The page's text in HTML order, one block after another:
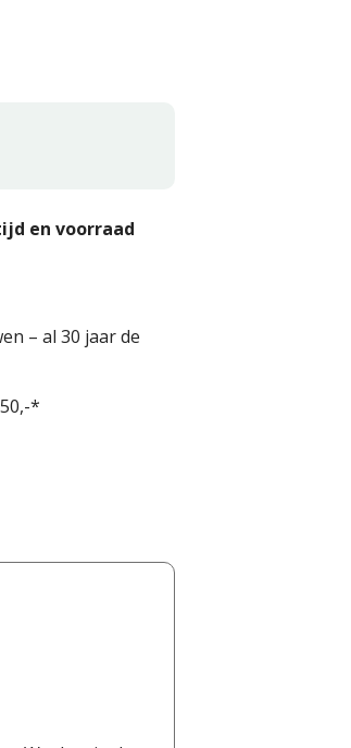
en voorraad
– al 30 jaar de
*